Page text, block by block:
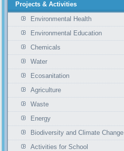
Projects & Activities
Environmental Health
Environmental Education
Chemicals
Water
Ecosanitation
Agriculture
Waste
Energy
Biodiversity and Climate Change
Activities for School